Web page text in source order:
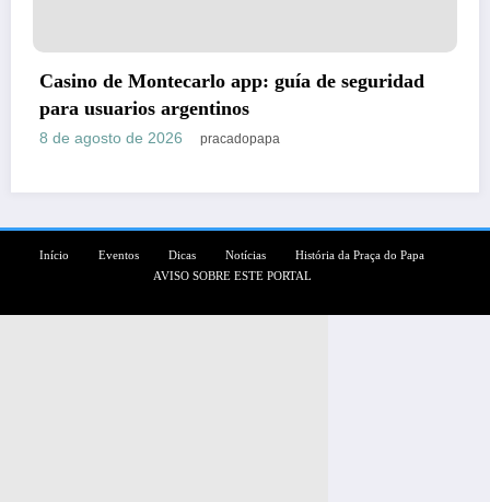
guía de seguridad
WinSpirit Online Casino
8 de agosto de 2026
Início Eventos Dicas Notícias
História da Praça do Papa
AVISO SOBRE ESTE PORTAL